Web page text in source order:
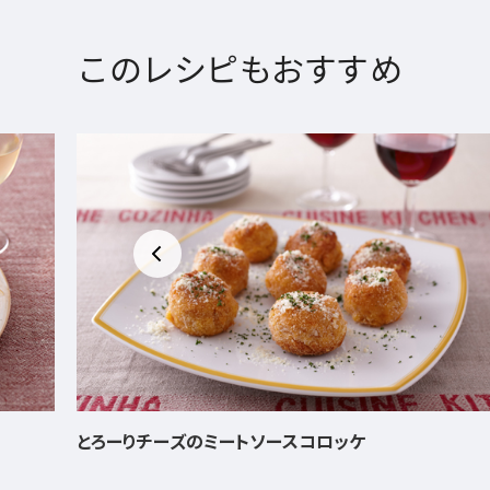
このレシピもおすすめ
いろどりナムルのビビンパ